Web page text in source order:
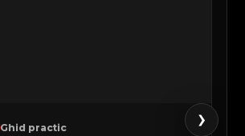
Ghid practic ›